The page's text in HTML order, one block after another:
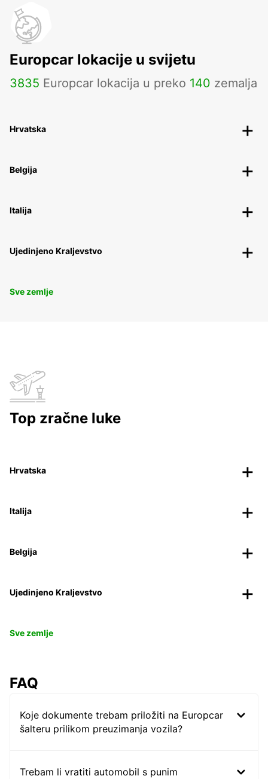
Europcar lokacije u svijetu
3835 Europcar lokacija u preko 140 zemalja
Hrvatska
Belgija
Italija
Ujedinjeno Kraljevstvo
Sve zemlje
Top zračne luke
Hrvatska
Italija
Belgija
Ujedinjeno Kraljevstvo
Sve zemlje
FAQ
Koje dokumente trebam priložiti na Europcar
šalteru prilikom preuzimanja vozila?
Trebam li vratiti automobil s punim